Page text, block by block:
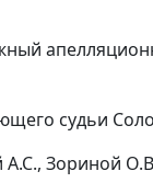
судьи
А.С., Зориной